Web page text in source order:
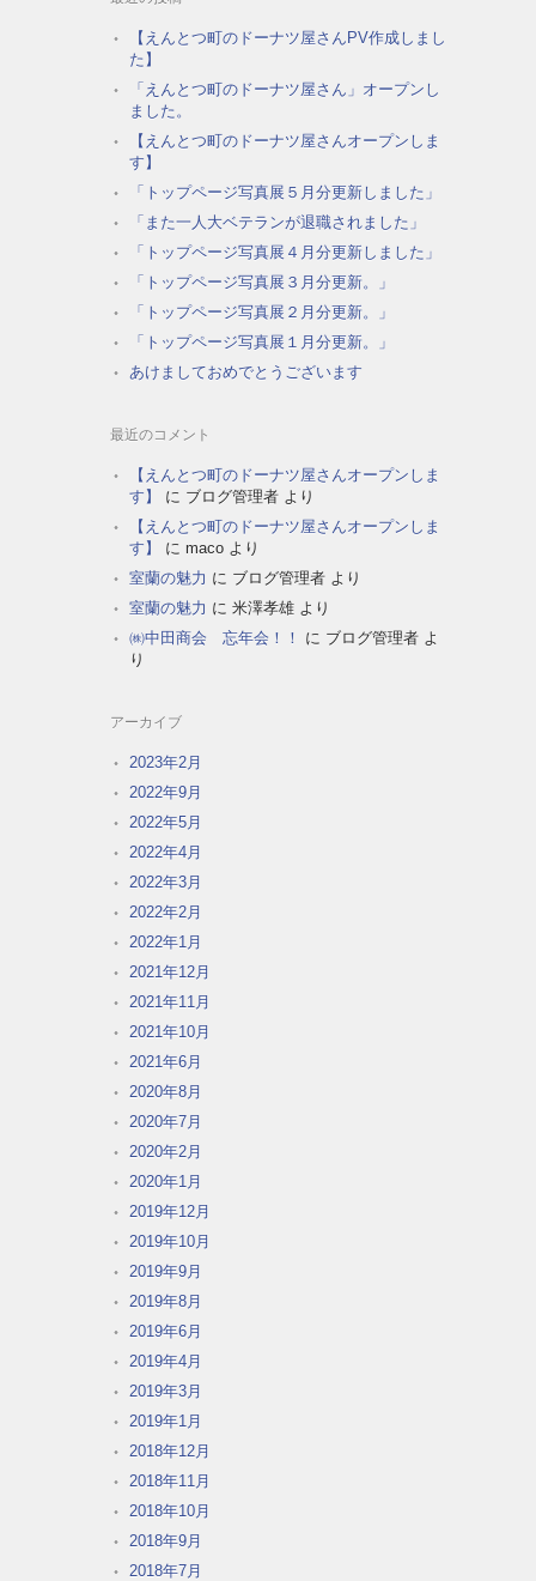
【えんとつ町のドーナツ屋さんPV作成しまし
た】
「えんとつ町のドーナツ屋さん」オープンし
ました。
【えんとつ町のドーナツ屋さんオープンしま
す】
「トップページ写真展５月分更新しました」
「また一人大ベテランが退職されました」
「トップページ写真展４月分更新しました」
「トップページ写真展３月分更新。」
「トップページ写真展２月分更新。」
「トップページ写真展１月分更新。」
あけましておめでとうございます
最近のコメント
【えんとつ町のドーナツ屋さんオープンしま
す】
に ブログ管理者 より
【えんとつ町のドーナツ屋さんオープンしま
す】
に maco より
室蘭の魅力 に ブログ管理者 より
室蘭の魅力 に 米澤孝雄 より
㈱中田商会 忘年会！！
に ブログ管理者 よ
り
アーカイブ
2023年2月
2022年9月
2022年5月
2022年4月
2022年3月
2022年2月
2022年1月
2021年12月
2021年11月
2021年10月
2021年6月
2020年8月
2020年7月
2020年2月
2020年1月
2019年12月
2019年10月
2019年9月
2019年8月
2019年6月
2019年4月
2019年3月
2019年1月
2018年12月
2018年11月
2018年10月
2018年9月
2018年7月